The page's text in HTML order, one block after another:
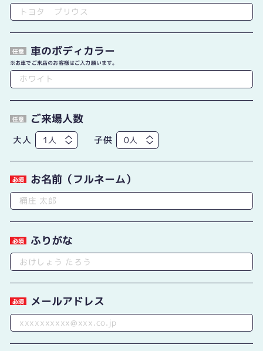
任意 車のボディカラー
お車でご来店のお客様はご入力願います。
任意 ご来場人数
大人 子供
必須 お名前（フルネーム）
必須 ふりがな
必須 メールアドレス